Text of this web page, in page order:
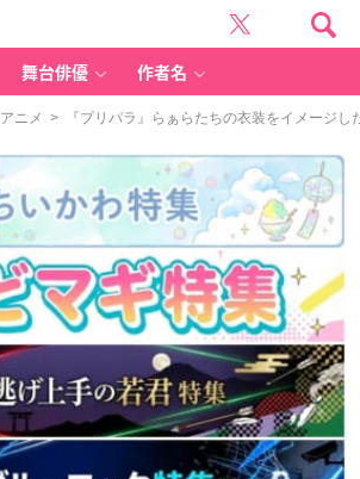
舞台俳優 作者名
アニメ > 『プリパラ』らぁらたちの衣装をイメージし